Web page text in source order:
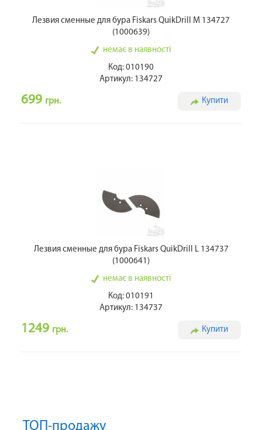
Лезвия сменные для бура Fiskars QuikDrill M 134727
(1000639)
немає в наявності
Код: 010190
Артикул: 134727
699 грн. Купити
Лезвия сменные для бура Fiskars QuikDrill L 134737
(1000641)
немає в наявності
Код: 010191
Артикул: 134737
1249 грн. Купити
ТОП-продажу